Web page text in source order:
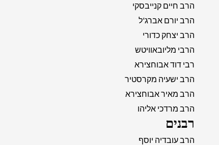
הרב חיים קנייבסקי
הרב יורם אברג'ל
הרב יצחק כדורי
הרבי מליובאוויטש
רבי דוד אבוחצירא
הרב ישעיה מקרסטיר
הרב מאיר אבוחצירא
הרב מרדכי אליהו
רבנים
הרב עובדיה יוסף